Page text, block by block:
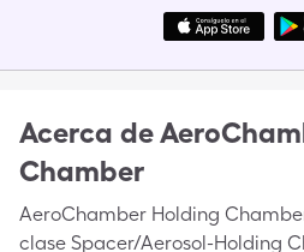
Acerca de
Chamber
AeroChamber Holding
clase Spacer/Aerosol-Holding